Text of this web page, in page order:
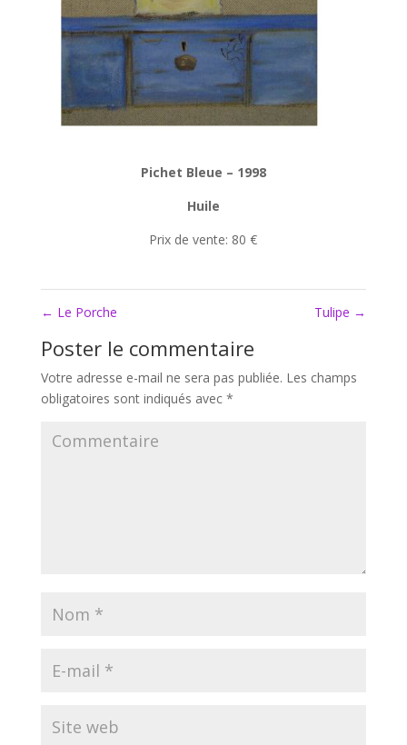
Pichet Bleue – 1998
Huile
Prix de vente: 80 €
← Le Porche Tulipe →
Poster le commentaire
Votre adresse e-mail ne sera pas publiée. Les champs
obligatoires sont indiqués avec *